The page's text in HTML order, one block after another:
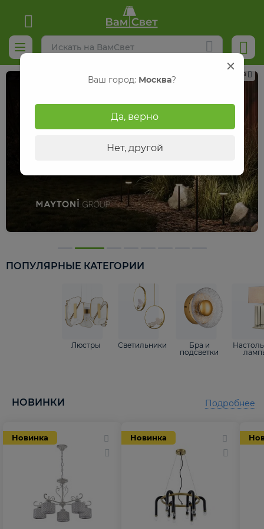
Реклама
ПОПУЛЯРНЫЕ КАТЕГОРИИ
Люстры Светильники
Бра и
подсветки
НОВИНКИ
Новинка Новинка
Подробнее
Ваш город: Москва?
Да, верно
Нет, другой